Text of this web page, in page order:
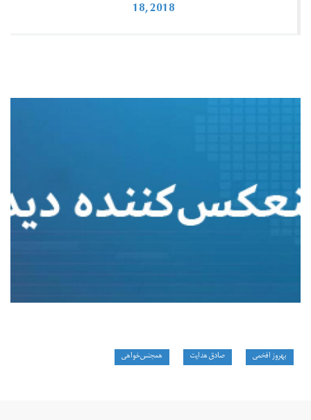
18, 2018
بهروز افخمی صادق هدایت همجنس‌خواهی